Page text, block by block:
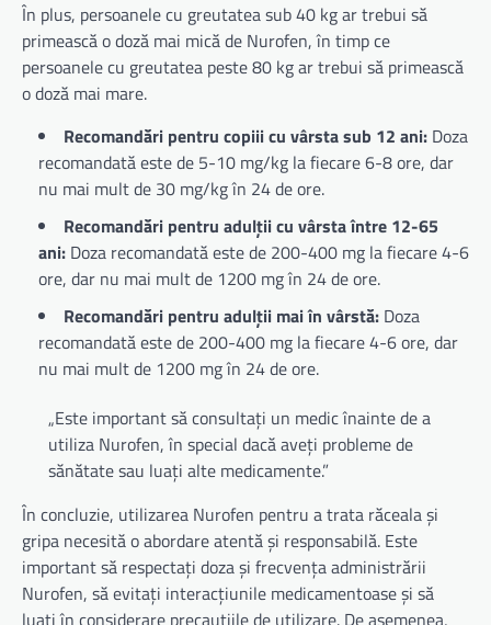
În plus, persoanele cu greutatea sub 40 kg ar trebui să
primească o doză mai mică de Nurofen, în timp ce
persoanele cu greutatea peste 80 kg ar trebui să primească
o doză mai mare.
Recomandări pentru copiii cu vârsta sub 12 ani: Doza
recomandată este de 5-10 mg/kg la fiecare 6-8 ore, dar
nu mai mult de 30 mg/kg în 24 de ore.
Recomandări pentru adulții cu vârsta între 12-65
ani: Doza recomandată este de 200-400 mg la fiecare 4-6
ore, dar nu mai mult de 1200 mg în 24 de ore.
Recomandări pentru adulții mai în vârstă: Doza
recomandată este de 200-400 mg la fiecare 4-6 ore, dar
nu mai mult de 1200 mg în 24 de ore.
„Este important să consultați un medic înainte de a
utiliza Nurofen, în special dacă aveți probleme de
sănătate sau luați alte medicamente.”
În concluzie, utilizarea Nurofen pentru a trata răceala și
gripa necesită o abordare atentă și responsabilă. Este
important să respectați doza și frecvența administrării
Nurofen, să evitați interacțiunile medicamentoase și să
luați în considerare precauțiile de utilizare. De asemenea,